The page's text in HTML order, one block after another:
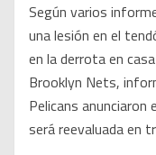
Según varios
una lesión en el
en la derrota en
Brooklyn Nets,
Pelicans anunciaron
será reevaluada en